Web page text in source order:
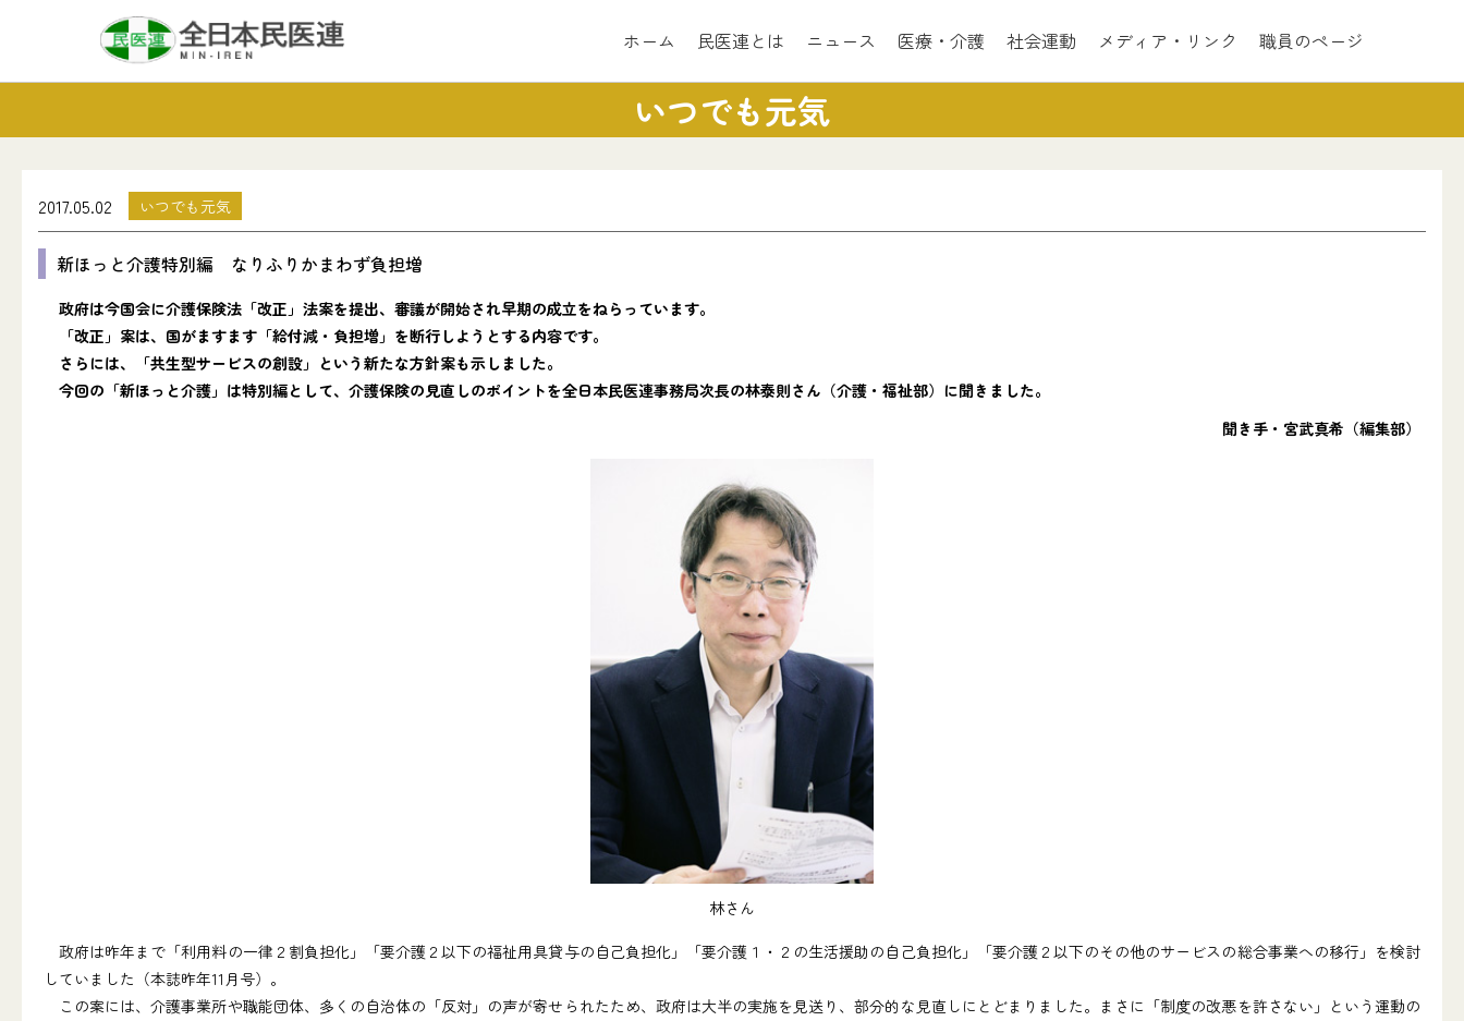
ホーム 民医連とは ニュース 医療・介護 社会運動 メディア・リンク 職員のページ
いつでも元気
2017.05.02 いつでも元気
新ほっと介護特別編 なりふりかまわず負担増
政府は今国会に介護保険法「改正」法案を提出、審議が開始され早期の成立をねらっています。
「改正」案は、国がますます「給付減・負担増」を断行しようとする内容です。
さらには、「共生型サービスの創設」という新たな方針案も示しました。
今回の「新ほっと介護」は特別編として、介護保険の見直しのポイントを全日本民医連事務局次長の林泰則さん（介護・福祉部）に聞きました。
聞き手・宮武真希（編集部）
林さん
政府は昨年まで「利用料の一律２割負担化」「要介護２以下の福祉用具貸与の自己負担化」「要介護１・２の生活援助の自己負担化」「要介護２以下のその他のサービスの総合事業への移行」を検討
していました（本誌昨年11月号）。
この案には、介護事業所や職能団体、多くの自治体の「反対」の声が寄せられたため、政府は大半の実施を見送り、部分的な見直しにとどまりました。まさに「制度の改悪を許さない」という運動の